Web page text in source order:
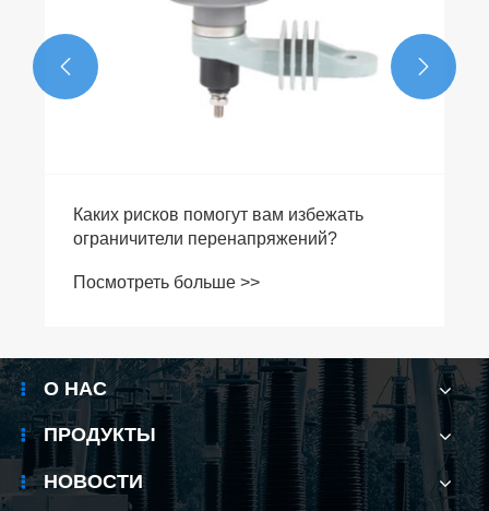
 
О НАС
ПРОДУКТЫ
НОВОСТИ